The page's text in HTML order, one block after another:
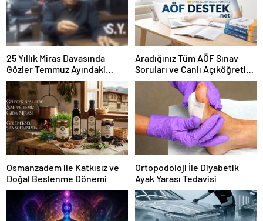
25 Yıllık Miras Davasında
Gözler Temmuz Ayındaki
Karar Duruşmasına Çevrildi
Aradığınız Tüm AÖF Sınav
Soruları ve Canlı Açıköğretim
Forumu Burada
Osmanzadem ile Katkısız ve
Doğal Beslenme Dönemi
Ortopodoloji İle Diyabetik
Ayak Yarası Tedavisi